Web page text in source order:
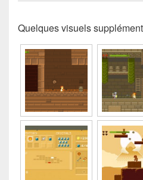
Quelques visuels